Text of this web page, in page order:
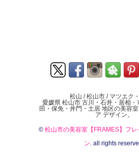
松山 / 松山市 / マツエク
愛媛県 松山市 古川・石井・居相・
田・保免・井門・土居 地区の美容
ア デザイン。
© 松山市の美容室【FRAMES】フレ
ン. all rights